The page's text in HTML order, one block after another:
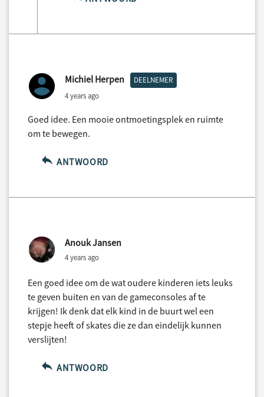
Michiel Herpen DEELNEMER
4 years ago
Goed idee. Een mooie ontmoetingsplek en ruimte
om te bewegen.
ANTWOORD
Anouk Jansen
4 years ago
Een goed idee om de wat oudere kinderen iets leuks
te geven buiten en van de gameconsoles af te
krijgen! Ik denk dat elk kind in de buurt wel een
stepje heeft of skates die ze dan eindelijk kunnen
verslijten!
ANTWOORD